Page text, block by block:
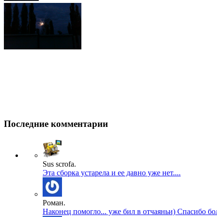
Последние комментарии
Sus scrofa.
Эта сборка устарела и ее давно уже нет....
Роман.
Наконец помогло... уже бил в отчаяньи) Спасибо